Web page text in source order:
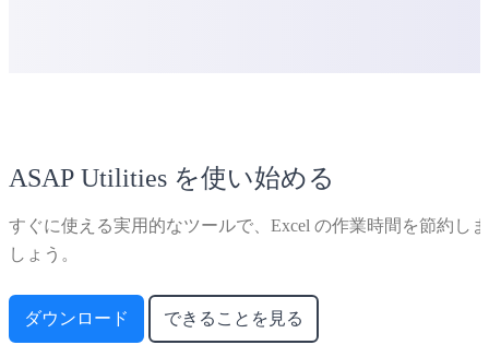
ASAP Utilities を使い始める
すぐに使える実用的なツールで、Excel の作業時間を節約しま
しょう。
ダウンロード できることを見る